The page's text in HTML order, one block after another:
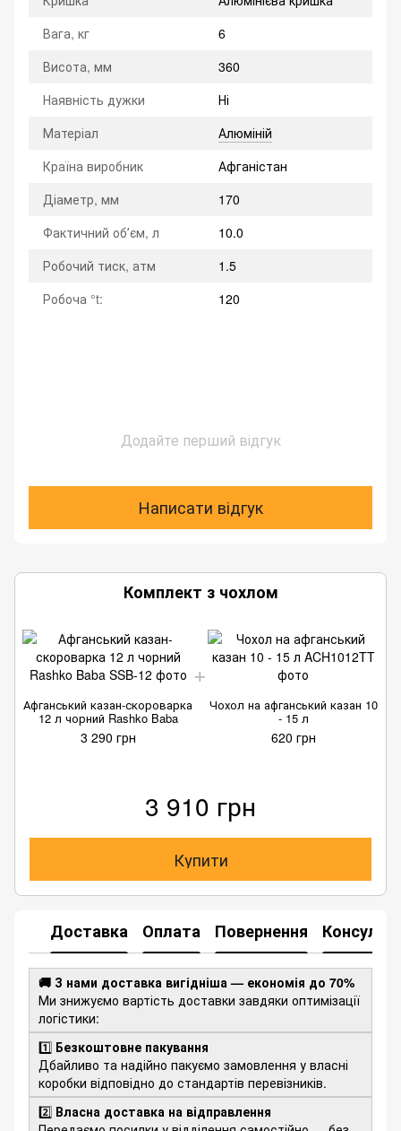
Вага, кг
6
Висота, мм
360
Наявність дужки
Ні
Матеріал
Алюміній
Країна виробник
Афганістан
Діаметр, мм
170
Фактичний обʼєм, л
10.0
Робочий тиск, атм
1.5
Робоча °t:
120
Додайте перший відгук
Написати відгук
Комплект з чохлом
Афганський казан-скороварка
12 л чорний Rashko Baba
3 290 грн
Чохол на афганський казан 10
- 15 л
620 грн
3 910 грн
Купити
Доставка Оплата Повернення
🚚 З нами доставка вигідніша — економія до 70%
Ми знижуємо вартість доставки завдяки оптимізації
логістики:
1️⃣ Безкоштовне пакування
Дбайливо та надійно пакуємо замовлення у власні
коробки відповідно до стандартів перевізників.
2️⃣ Власна доставка на відправлення